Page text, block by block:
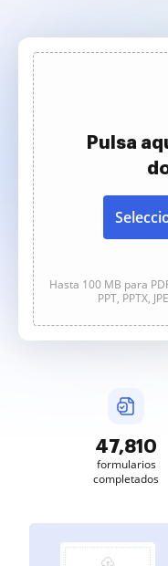
Pulsa
Hasta 100 MB para
PPT, PPTX,
47,811
formularios
completados